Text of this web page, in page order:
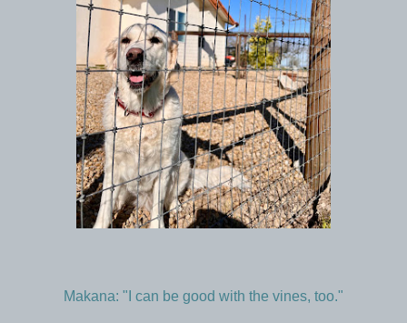
Makana: "I can be good with the vines, too."